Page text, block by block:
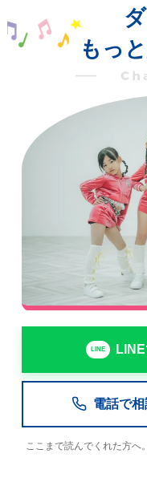
もっ
電話で相
ここまで読んでくれた方へ